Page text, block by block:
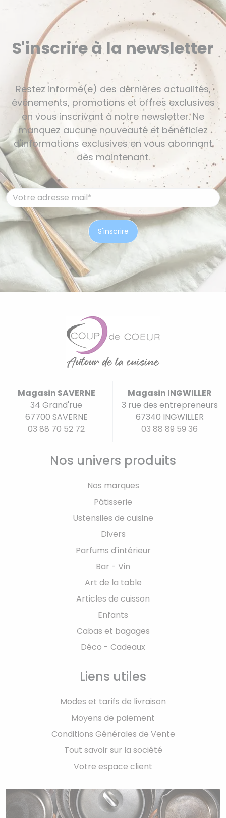
S'inscrire à la newsletter
Restez informé(e) des dernières actualités,
événements, promotions et offres exclusives
en vous inscrivant à notre newsletter. Ne
manquez aucune nouveauté et bénéficiez
d'informations exclusives en vous abonnant
dès maintenant.
Magasin SAVERNE
34 Grand'rue
67700 SAVERNE
03 88 70 52 72
Magasin INGWILLER
3 rue des entrepreneurs
67340 INGWILLER
03 88 89 59 36
Nos univers produits
Nos marques
Pâtisserie
Ustensiles de cuisine
Divers
Parfums d'intérieur
Bar - Vin
Art de la table
Articles de cuisson
Enfants
Cabas et bagages
Déco - Cadeaux
Liens utiles
Modes et tarifs de livraison
Moyens de paiement
Conditions Générales de Vente
Tout savoir sur la société
Votre espace client